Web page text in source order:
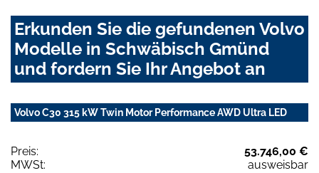
Erkunden Sie die gefundenen Volvo
Modelle in Schwäbisch Gmünd
und fordern Sie Ihr Angebot an
Volvo C30 315 kW Twin Motor Performance AWD Ultra LED
Preis:
53.746,00 €
MWSt:
ausweisbar